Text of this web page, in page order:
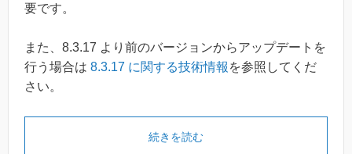
要です。
また、8.3.17 より前のバージョンからアップデートを
行う場合は 8.3.17 に関する技術情報 を参照してくだ
さい。
続きを読む